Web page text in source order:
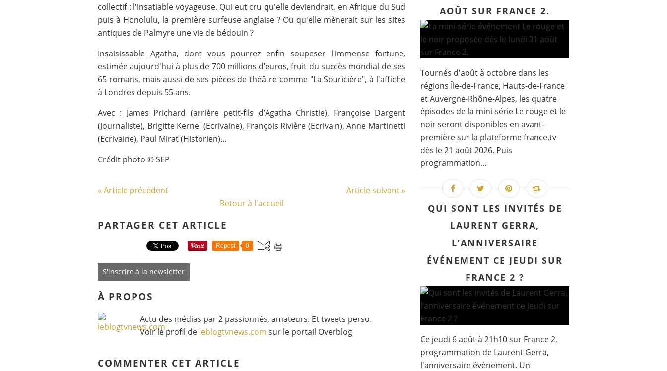
collectif : l'insatiable voyageuse. Qui eut cru qu'elle deviendrait, en Afrique du Sud
puis à Honolulu, la première surfeuse anglaise ? Ou qu'elle mènerait sur les sites
antiques de Palmyre une vie de bédouin ?
Insaisissable Agatha, dont vous pourrez enfin soupeser l'immense fortune,
estimée aujourd'hui à plus de 700 millions d’euros, fruit du succès mondial de ses
65 romans, mais aussi de ses pièces de théâtre comme "La Souricière", à l'affiche
à Londres depuis 55 ans.
Avec : James Prichard (arrière petit-fils d’Agatha Christie), Françoise Dargent
(Journaliste), Brigitte Kernel (Ecrivaine), François Rivière (Ecrivain), Anne Martinetti
(Ecrivaine), Paul Mirat (Historien)…
Crédit photo © SEP
« Article précédent
Article suivant »
Retour à l'accueil
PARTAGER CET ARTICLE
Repost 0
S'inscrire à la newsletter
À PROPOS
Actu des médias par 2 passionnés, amateurs. Et tweets perso.
Voir le profil de leblogtvnews.com sur le portail Overblog
COMMENTER CET ARTICLE
AOÛT SUR FRANCE 2.
Tournés d'août à octobre dans les
régions Île-de-France, Hauts-de-France
et Auvergne-Rhône-Alpes, les quatre
épisodes de la mini-série Le rouge et le
noir seront disponibles en avant-
première sur la plateforme france.tv
dès le 21 août 2026. Puis
programmation...
QUI SONT LES INVITÉS DE
LAURENT GERRA,
L’ANNIVERSAIRE
ÉVÉNEMENT CE JEUDI SUR
FRANCE 2 ?
Ce jeudi 6 août à 21h10 sur France 2,
programmation de Laurent Gerra,
l'anniversaire évènement. Un